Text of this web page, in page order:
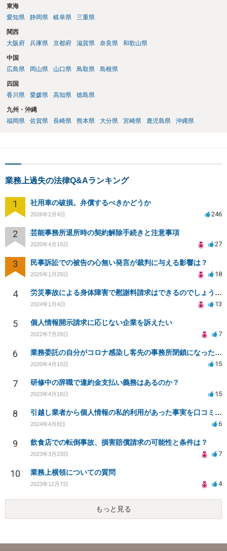
東海
愛知県
静岡県 岐阜県 三重県
関西
大阪府
兵庫県 京都府 滋賀県 奈良県 和歌山県
中国
広島県
岡山県 山口県 鳥取県 島根県
四国
香川県
愛媛県 高知県 徳島県
九州・沖縄
福岡県
佐賀県 長崎県 熊本県 大分県 宮崎県 鹿児島県 沖縄県
業務上過失の法律Q&Aランキング
1 社用車の破損。弁償するべきかどうか
2026年2月4日 246
2 芸能事務所退所時の契約解除手続きと注意事項
2020年4月15日 27
3 民事訴訟での被告の心無い発言が裁判に与える影響は？
2025年1月29日 18
4 労災事故による身体障害で慰謝料請求はできるのでしょうか？
2024年1月4日 13
5 個人情報開示請求に応じない企業を訴えたい
2022年7月29日 7
6 業務委託の自分がコロナ感染し客先の事務所閉鎖になったら損害賠償請求されますか？
2020年4月15日 15
7 研修中の辞職で違約金支払い義務はあるのか？
2023年4月18日 15
8 引越し業者から個人情報の私的利用があった事実を口コミに投稿するのは名誉毀損に該当しますか？
2024年4月8日 6
9 飲食店での転倒事故、損害賠償請求の可能性と条件は？
2023年3月23日 7
10 業務上横領についての質問
2023年12月7日 4
もっと見る